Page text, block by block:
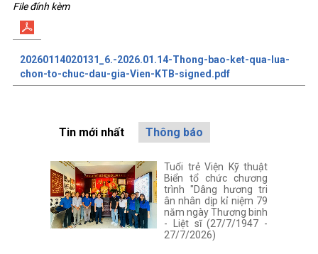
File đính kèm
20260114020131_6.-2026.01.14-Thong-bao-ket-qua-lua-
chon-to-chuc-dau-gia-Vien-KTB-signed.pdf
Tin mới nhất Thông báo
Tuổi trẻ Viện Kỹ thuật
Biển tổ chức chương
trình "Dâng hương tri
ân nhân dịp kỉ niệm 79
năm ngày Thương binh
- Liệt sĩ (27/7/1947 -
27/7/2026)